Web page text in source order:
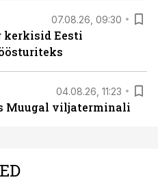
07.08.26, 09:30
kerkisid Eesti
04.08.26, 11:23
Muugal viljaterminali